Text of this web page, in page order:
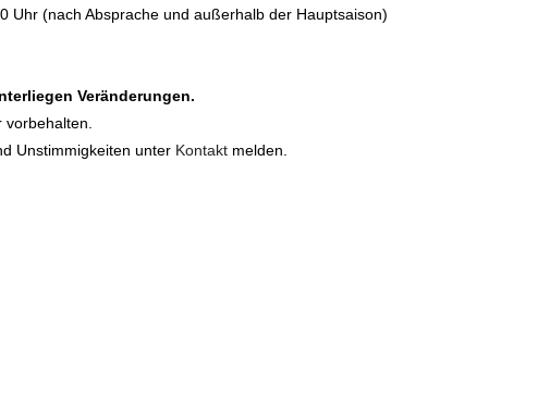
Uhr (nach Absprache und außerhalb der Hauptsaison)
Veränderungen.
vorbehalten.
Unstimmigkeiten unter Kontaktmelden.